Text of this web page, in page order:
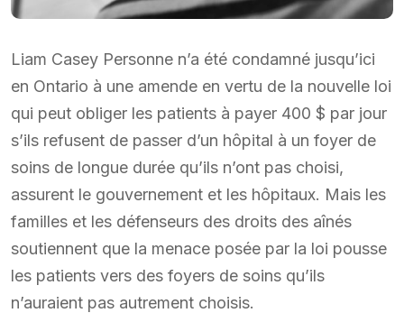
Liam Casey Personne n’a été condamné jusqu’ici
en Ontario à une amende en vertu de la nouvelle loi
qui peut obliger les patients à payer 400 $ par jour
s’ils refusent de passer d’un hôpital à un foyer de
soins de longue durée qu’ils n’ont pas choisi,
assurent le gouvernement et les hôpitaux. Mais les
familles et les défenseurs des droits des aînés
soutiennent que la menace posée par la loi pousse
les patients vers des foyers de soins qu’ils
n’auraient pas autrement choisis.